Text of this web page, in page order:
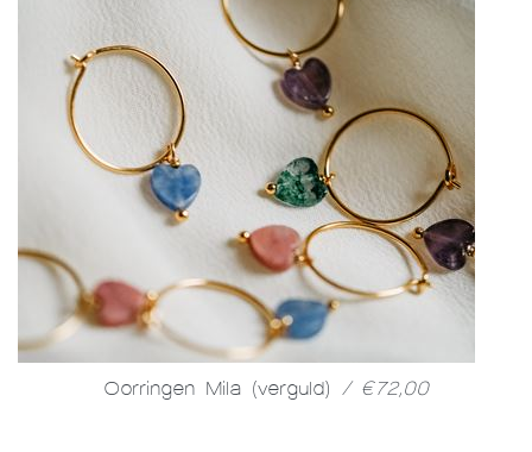
Oorringen Mila (verguld) / €72,00